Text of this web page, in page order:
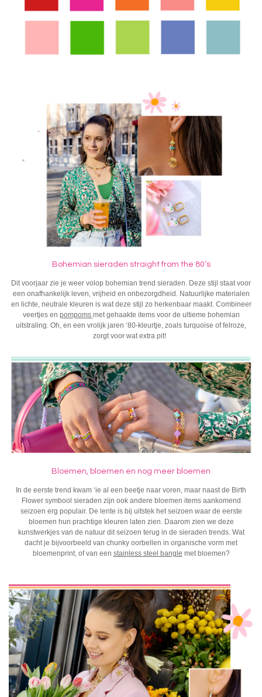
Bohemian sieraden straight from the 80’s
Dit voorjaar zie je weer volop bohemian trend sieraden . Deze stijl staat voor
een onafhankelijk leven, vrijheid en onbezorgdheid. Natuurlijke materialen
en lichte, neutrale kleuren is wat deze stijl zo herkenbaar maakt. Combineer
veertjes en pompoms met gehaakte items voor de ultieme bohemian
uitstraling. Oh, en een vrolijk jaren ‘80-kleurtje, zoals turquoise of felroze,
zorgt voor wat extra pit!
Bloemen, bloemen en nog meer bloemen
In de eerste trend kwam ‘ie al een beetje naar voren, maar naast de Birth
Flowersymbool sieraden zijn ook andere bloemen items aankomend
seizoen erg populair. De lente is bij uitstek het seizoen waar de eerste
bloemen hun prachtige kleuren laten zien. Daarom zien we deze
kunstwerkjes van de natuur dit seizoen terug in de sieraden trends. Wat
dacht je bijvoorbeeld van chunky oorbellen in organische vorm met
bloemenprint, of van een stainless steel bangle met bloemen?